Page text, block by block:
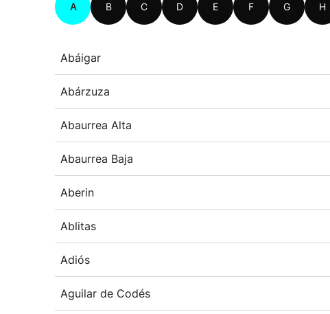
A B C D E F G H
Abáigar
Abárzuza
Abaurrea Alta
Abaurrea Baja
Aberin
Ablitas
Adiós
Aguilar de Codés